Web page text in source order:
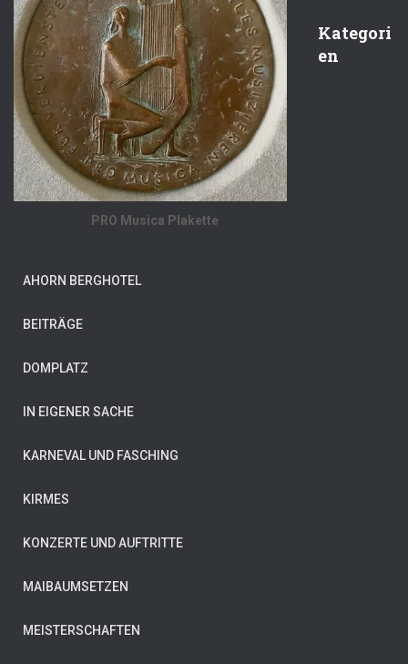
PRO Musica Plakette
Kategori
en
AHORN BERGHOTEL
BEITRÄGE
DOMPLATZ
IN EIGENER SACHE
KARNEVAL UND FASCHING
KIRMES
KONZERTE UND AUFTRITTE
MAIBAUMSETZEN
MEISTERSCHAFTEN